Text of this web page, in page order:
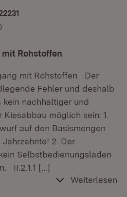
mit Rohstoffen
mit Rohstoffen Der
Fehler und deshalb
nachhaltiger und
möglich sein: 1.
auf den Basismengen
2. Der
Selbstbedienungsladen
II.2.1.1 […]
Weiterlesen